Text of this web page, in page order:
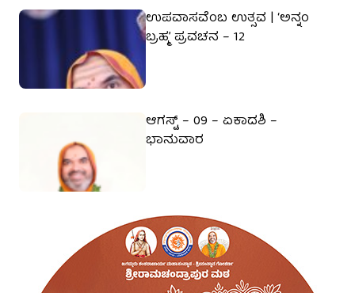
ಉಪವಾಸವೆಂಬ ಉತ್ಸವ | ‘ಅನ್ನಂ
ಬ್ರಹ್ಮ’ ಪ್ರವಚನ – 12
ಆಗಸ್ಟ್ – 09 – ಏಕಾದಶಿ –
ಭಾನುವಾರ